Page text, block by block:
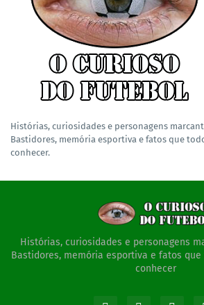
Histórias, curiosidades e personagens
Bastidores, memória esportiva e fatos que
conhecer.
Histórias, curiosidades e personagens
Bastidores, memória esportiva e fatos
conhecer